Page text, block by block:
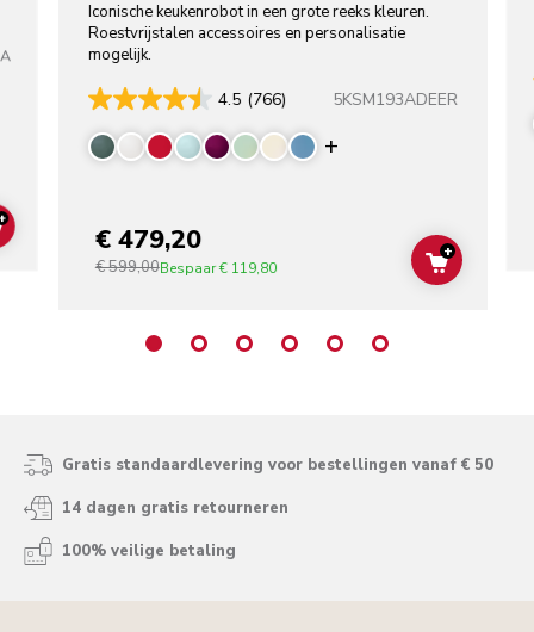
ADD TO CART
Iconische keukenrobot in een grote reeks kleuren.
Roestvrijstalen accessoires en personalisatie
mogelijk.
4.5 (766) 5KSM193ADEER
Display more
€ 479,20
€ 599,00Bespaar€ 119,80 ADD TO
+
Gratis standaardlevering voor bestellingen vanaf € 50
14 dagen gratis retourneren
100% veilige betaling